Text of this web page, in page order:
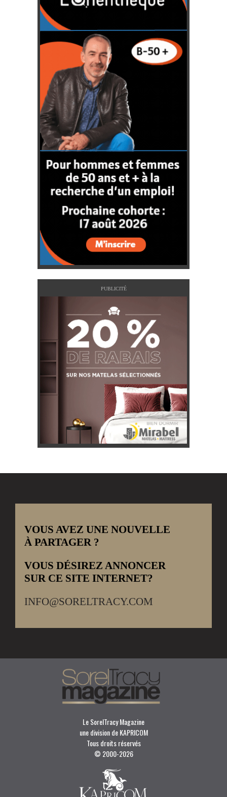
PUBLICITÉ
VOUS AVEZ UNE NOUVELLE
À PARTAGER ?
VOUS DÉSIREZ ANNONCER
SUR CE SITE INTERNET?
INFO@SORELTRACY.COM
Le SorelTracy Magazine
une division de KAPRICOM
Tous droits réservés
© 2000-2026